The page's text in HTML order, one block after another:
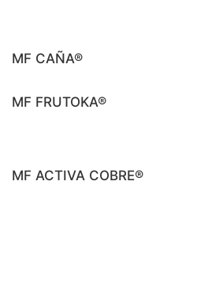
MF CAÑA®
MF FRUTOKA®
MF ACTIVA COBRE®